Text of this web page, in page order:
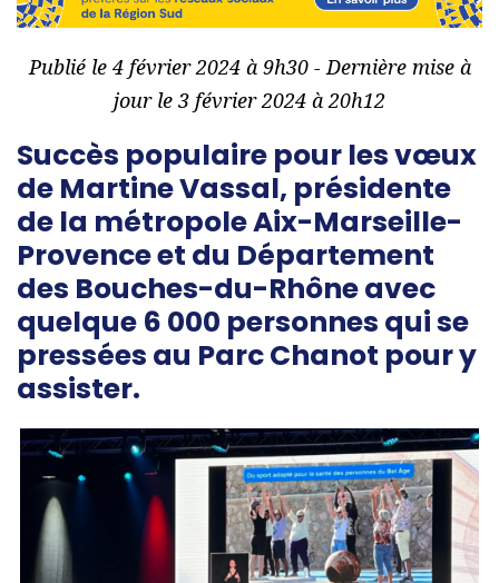
Publié le 4 février 2024 à 9h30 - Dernière mise à
jour le 3 février 2024 à 20h12
Succès populaire pour les vœux
de Martine Vassal, présidente
de la métropole Aix-Marseille-
Provence et du Département
des Bouches-du-Rhône avec
quelque 6 000 personnes qui se
pressées au Parc Chanot pour y
assister.